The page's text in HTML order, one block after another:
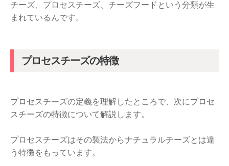
チーズ、プロセスチーズ、チーズフードという分類が生
まれているんです。
プロセスチーズの特徴
プロセスチーズの定義を理解したところで、次にプロセ
スチーズの特徴について解説します。
プロセスチーズはその製法からナチュラルチーズとは違
う特徴をもっています。